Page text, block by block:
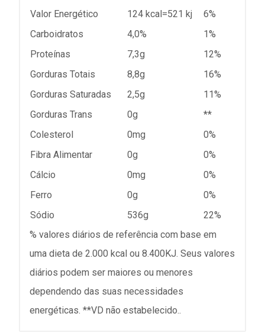
Valor Energético 124 kcal=521 kj
6%
Carboidratos
4,0%
1%
Proteínas
7,3g
12%
Gorduras Totais
8,8g
16%
Gorduras Saturadas
2,5g
11%
Gorduras Trans
0g
**
Colesterol
0mg
0%
Fibra Alimentar
0g
0%
Cálcio
0mg
0%
Ferro
0g
0%
Sódio
536g
22%
% valores diários de referência com base em
uma dieta de 2.000 kcal ou 8.400KJ. Seus valores
diários podem ser maiores ou menores
dependendo das suas necessidades
energéticas. **VD não estabelecido..